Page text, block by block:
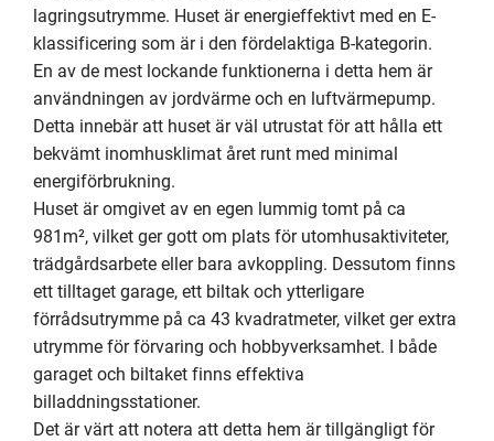
lagringsutrymme. Huset är energieffektivt med en E-
klassificering som är i den fördelaktiga B-kategorin.
En av de mest lockande funktionerna i detta hem är
användningen av jordvärme och en luftvärmepump.
Detta innebär att huset är väl utrustat för att hålla ett
bekvämt inomhusklimat året runt med minimal
energiförbrukning.
Huset är omgivet av en egen lummig tomt på ca
981m², vilket ger gott om plats för utomhusaktiviteter,
trädgårdsarbete eller bara avkoppling. Dessutom finns
ett tilltaget garage, ett biltak och ytterligare
förrådsutrymme på ca 43 kvadratmeter, vilket ger extra
utrymme för förvaring och hobbyverksamhet. I både
garaget och biltaket finns effektiva
billaddningsstationer.
Det är värt att notera att detta hem är tillgängligt för